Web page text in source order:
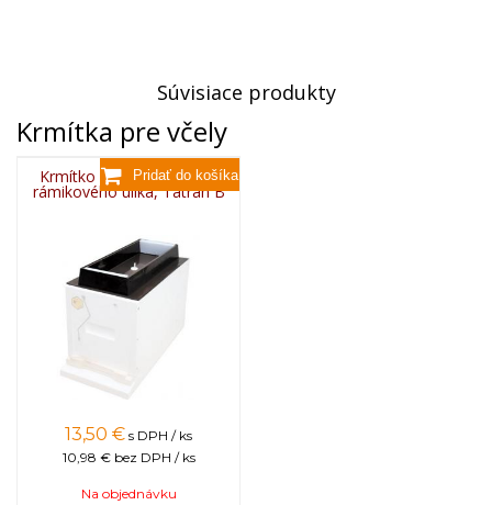
Súvisiace produkty
Krmítka pre včely
Krmítko stropné 3 l do 6-
rámikového úlika, Tatran B
13,50 € s DPH / ks
10,98 € bez DPH / ks
Na objednávku